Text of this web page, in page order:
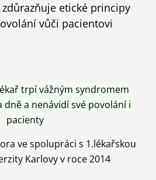
etické principy
vůči pacientovi
trpí vážným syndromem
dně a nenávidí své povolání i
pacienty
ve spolupráci s 1.lékařskou
Karlovy v roce 2014